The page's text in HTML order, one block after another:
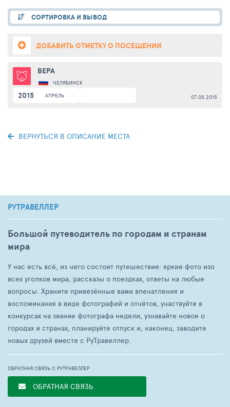
СОРТИРОВКА И ВЫВОД
ДОБАВИТЬ ОТМЕТКУ О ПОСЕЩЕНИИ
ВЕРА
ЧЕЛЯБИНСК
2015 АПРЕЛЬ 07.05.2015
ВЕРНУТЬСЯ В ОПИСАНИЕ МЕСТА
РУТРАВЕЛЛЕР
Большой путеводитель по городам и странам
мира
У нас есть всё, из чего состоит путешествие: яркие фото изо
всех уголков мира, рассказы о поездках, ответы на любые
вопросы. Храните привезённые вами впечатления и
воспоминания в виде фотографий и отчётов, участвуйте в
конкурсах на звание фотографа недели, узнавайте новое о
городах и странах, планируйте отпуск и, наконец, заводите
новых друзей вместе с РуТравеллер.
ОБРАТНАЯ СВЯЗЬ С РУТРАВЕЛЛЕР
ОБРАТНАЯ СВЯЗЬ